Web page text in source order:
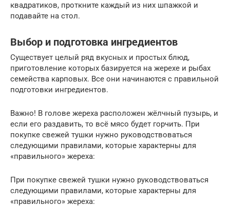
квадратиков, проткните каждый из них шпажкой и
подавайте на стол.
Выбор и подготовка ингредиентов
Существует целый ряд вкусных и простых блюд,
приготовление которых базируется на жерехе и рыбах
семейства карповых. Все они начинаются с правильной
подготовки ингредиентов.
Важно! В голове жереха расположен жёлчный пузырь, и
если его раздавить, то всё мясо будет горчить. При
покупке свежей тушки нужно руководствоваться
следующими правилами, которые характерны для
«правильного» жереха:
При покупке свежей тушки нужно руководствоваться
следующими правилами, которые характерны для
«правильного» жереха: